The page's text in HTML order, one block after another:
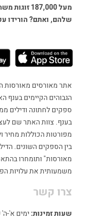
מעל
שלהם, ואתם? הורידו
אתר מאורסים מאורסות
הגבוהים הקיימים בענף
ספקים לחתונה ודילים
בענף. צוות האתר שם
מפורטות הכוללות מחיר
בין הספקים השונים.
מאורסות" ותומחרו
משמעותית את עלויות
צרו קשר
שעות זמינות: ימים א'-ה' 10:00-22:00